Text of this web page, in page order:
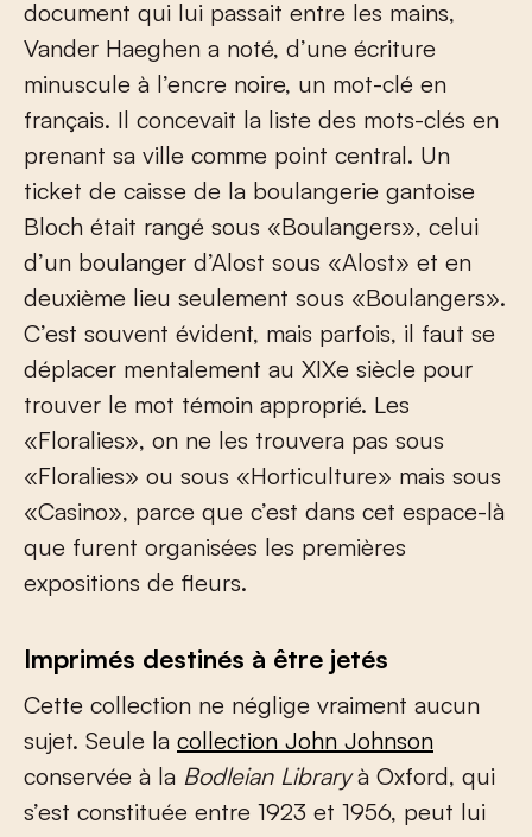
document qui lui passait entre les mains,
Vander Haeghen a noté, d’une écriture
minuscule à l’encre noire, un mot-clé en
français. Il concevait la liste des mots-clés en
prenant sa ville comme point central. Un
ticket de caisse de la boulangerie gantoise
Bloch était rangé sous «Boulangers», celui
d’un boulanger d’Alost sous «Alost» et en
deuxième lieu seulement sous «Boulangers».
C’est souvent évident, mais parfois, il faut se
déplacer mentalement au XIXe siècle pour
trouver le mot témoin approprié. Les
«Floralies», on ne les trouvera pas sous
«Floralies» ou sous «Horticulture» mais sous
«Casino», parce que c’est dans cet espace-là
que furent organisées les premières
expositions de fleurs.
Imprimés destinés à être jetés
Cette collection ne néglige vraiment aucun
sujet. Seule la collection John Johnson
conservée à la Bodleian Libraryà Oxford, qui
s’est constituée entre 1923 et 1956, peut lui